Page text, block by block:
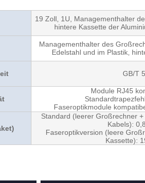
19 Zoll, 1U, Managementhalter
hintere Kassette der
Managementhalter des
Edelstahl und im Plastik,
GB/T
Module RJ45
Faseroptikmodule
Standard (leerer Großrechner
Kabels):
Faseroptikversion (leere
Kassette):